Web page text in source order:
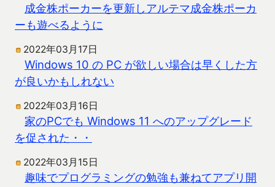
成金株ポーカーを更新しアルテマ成金株ポーカ
ーも遊べるように
2022年03月17日
Windows 10 の PC が欲しい場合は早くした方
が良いかもしれない
2022年03月16日
家のPCでも Windows 11 へのアップグレード
を促された・・
2022年03月15日
趣味でプログラミングの勉強も兼ねてアプリ開